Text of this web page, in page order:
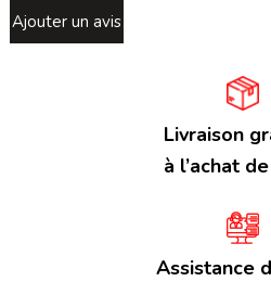
Ajouter un avis
Livraison
à l’achat
Assistance